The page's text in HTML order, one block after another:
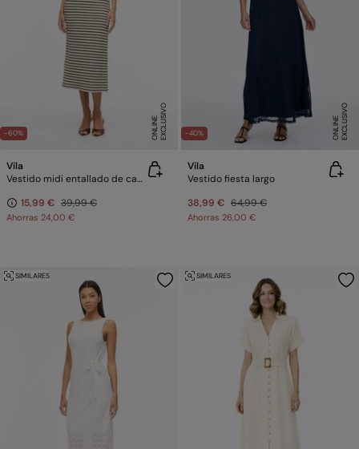
-60% E
X
C
L
U
SI
V
O
O
N
LI
N
E
Vila
Vestido midi entallado de canalé
15,99 € 39,99 €
Ahorras 24,00 €
-40% E
X
C
L
U
SI
V
O
O
N
LI
N
E
Vila
Vestido fiesta largo
38,99 € 64,99 €
Ahorras 26,00 €
SIMILARES SIMILARES